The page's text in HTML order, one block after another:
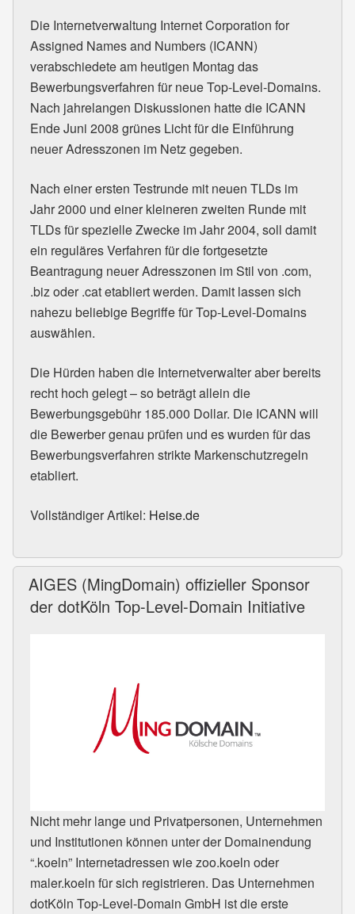
Die Internetverwaltung Internet Corporation for
Assigned Names and Numbers (ICANN)
verabschiedete am heutigen Montag das
Bewerbungsverfahren für neue Top-Level-Domains.
Nach jahrelangen Diskussionen hatte die ICANN
Ende Juni 2008 grünes Licht für die Einführung
neuer Adresszonen im Netz gegeben.
Nach einer ersten Testrunde mit neuen TLDs im
Jahr 2000 und einer kleineren zweiten Runde mit
TLDs für spezielle Zwecke im Jahr 2004, soll damit
ein reguläres Verfahren für die fortgesetzte
Beantragung neuer Adresszonen im Stil von .com,
.biz oder .cat etabliert werden. Damit lassen sich
nahezu beliebige Begriffe für Top-Level-Domains
auswählen.
Die Hürden haben die Internetverwalter aber bereits
recht hoch gelegt – so beträgt allein die
Bewerbungsgebühr 185.000 Dollar. Die ICANN will
die Bewerber genau prüfen und es wurden für das
Bewerbungsverfahren strikte Markenschutzregeln
etabliert.
Vollständiger Artikel: Heise.de
AIGES (MingDomain) offizieller Sponsor
der dotKöln Top-Level-Domain Initiative
Nicht mehr lange und Privatpersonen, Unternehmen
und Institutionen können unter der Domainendung
“.koeln” Internetadressen wie zoo.koeln oder
maler.koeln für sich registrieren. Das Unternehmen
dotKöln Top-Level-Domain GmbH ist die erste